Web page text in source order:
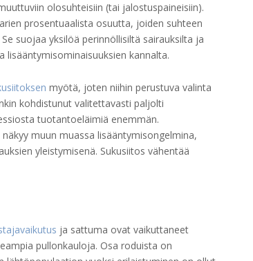
olosuhteisiin (tai jalostuspaineisiin).
prosentuaalista osuutta, joiden suhteen
suojaa yksilöä perinnöllisiltä sairauksilta ja
lisääntymisominaisuuksien kannalta.
myötä, joten niihin perustuva valinta
kohdistunut valitettavasti paljolti
tuotantoeläimiä enemmän.
muun muassa lisääntymisongelmina,
yleistymisenä. Sukusiitos vähentää
ja sattuma ovat vaikuttaneet
pullonkauloja. Osa roduista on